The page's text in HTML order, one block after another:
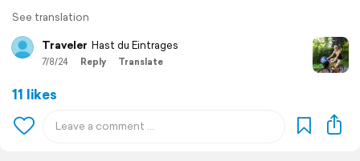
See translation
Traveler Hast du Eintrages
7/8/24 Reply Translate
11 likes